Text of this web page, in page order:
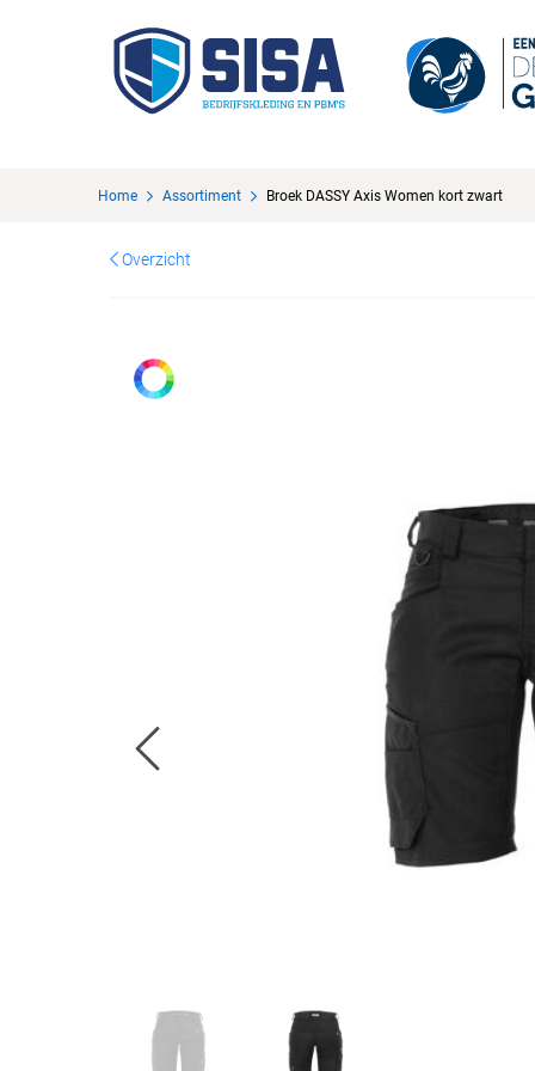
Home Assortiment Broek DASSY Axis Women kort zwart
Overzicht